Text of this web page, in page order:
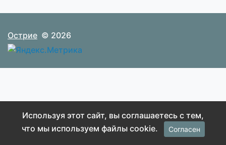
Острие © 2026
Используя этот сайт, вы соглашаетесь с тем,
что мы используем файлы cookie.
Согласен